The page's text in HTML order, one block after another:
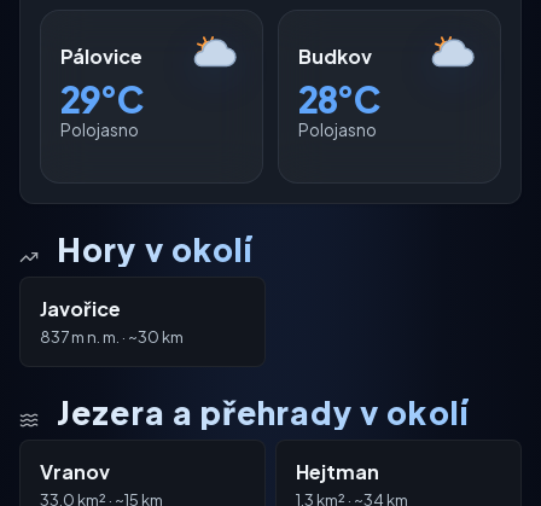
Pálovice
29°C
Polojasno
Budkov
28°C
Polojasno
Hory v okolí
Javořice
837 m n. m. · ~30 km
Jezera a přehrady v okolí
Vranov
33.0 km² · ~15 km
Hejtman
1.3 km² · ~34 km